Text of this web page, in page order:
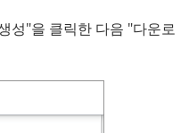
성"을 클릭한 다음 "다운로